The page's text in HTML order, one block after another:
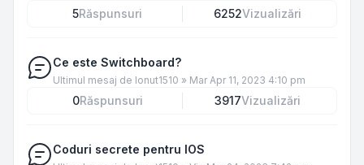
5Răspunsuri 6252Vizualizări
Ce este Switchboard?
Ultimul mesaj de Ionut1510 » Mar Apr 11, 2023 4:10 pm
0Răspunsuri 3917Vizualizări
Coduri secrete pentru IOS